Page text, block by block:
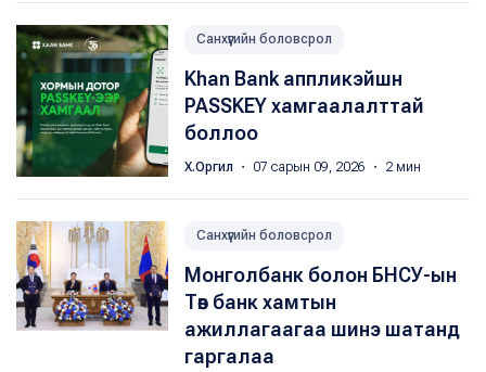
Санхүүгийн боловсрол
Khan Bank аппликэйшн
PASSKEY хамгаалалттай
боллоо
Х.Оргил ・ 07 сарын 09, 2026 ・ 2 мин
Санхүүгийн боловсрол
Монголбанк болон БНСУ-ын
Төв банк хамтын
ажиллагаагаа шинэ шатанд
гаргалаа